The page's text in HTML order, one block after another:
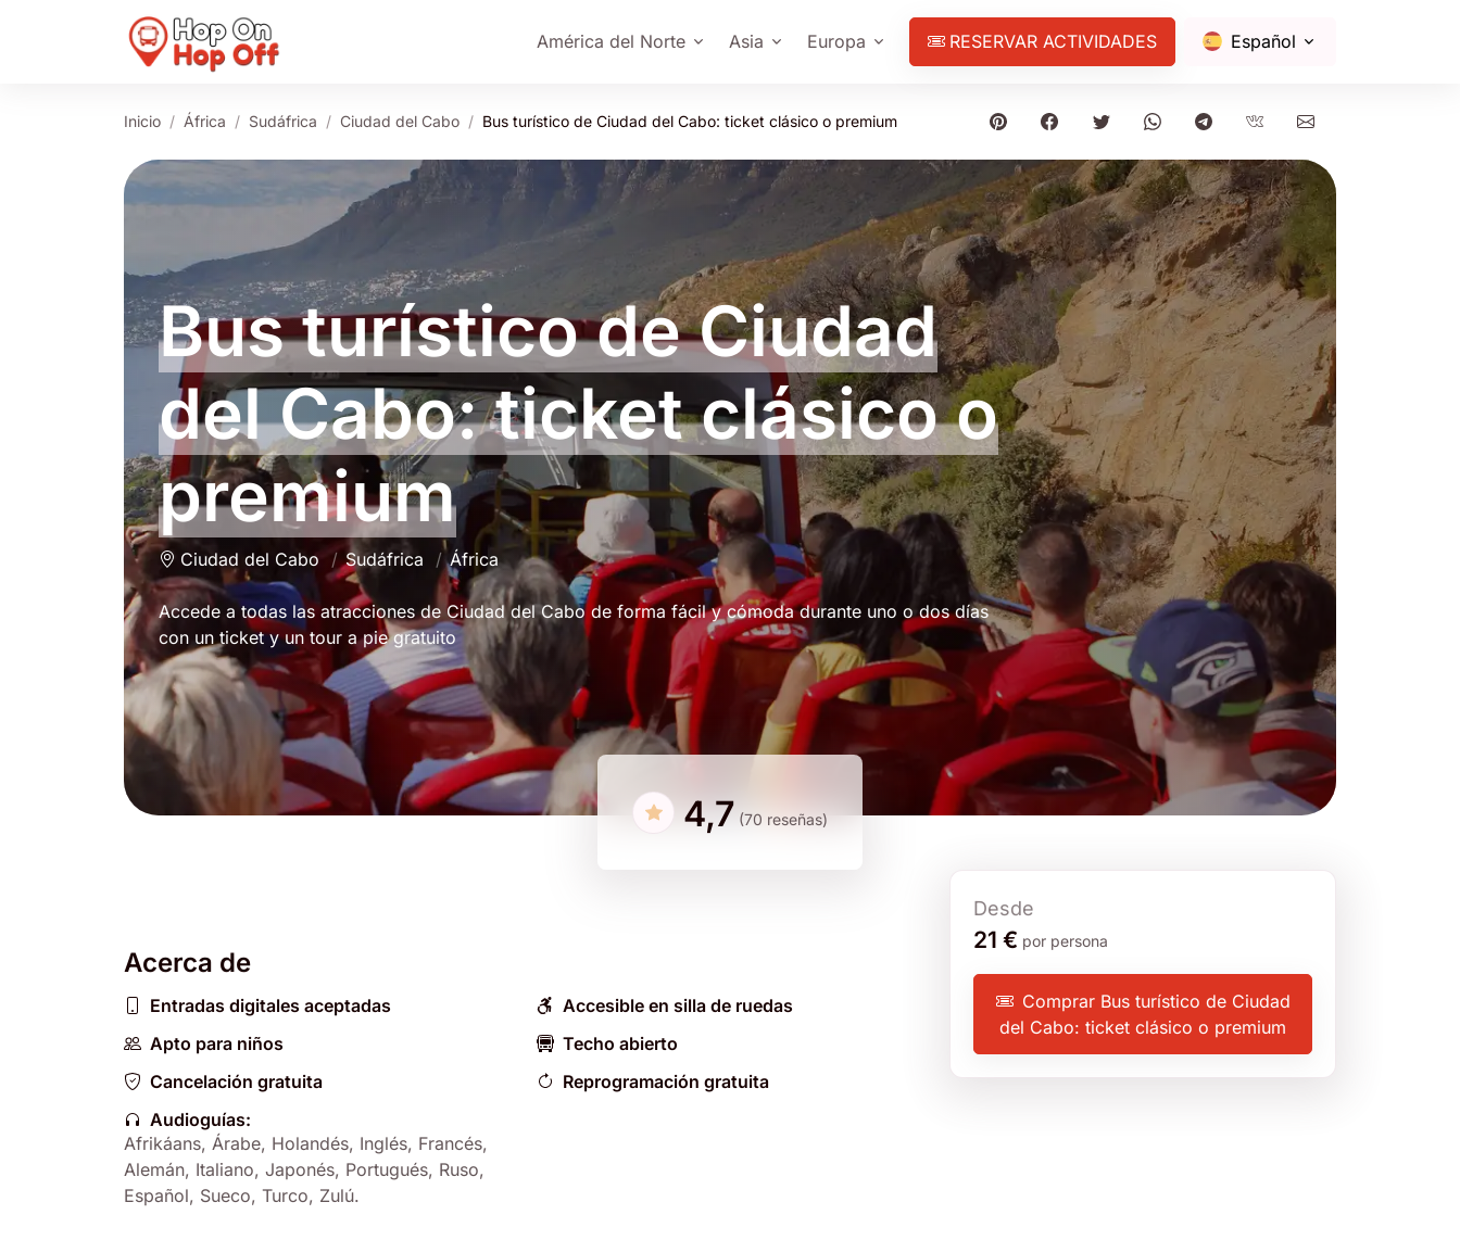
América del Norte Asia Europa RESERVAR ACTIVIDADES Español
Inicio África Sudáfrica Ciudad del Cabo Bus turístico de Ciudad del Cabo: ticket clásico o premium
Bus turístico de Ciudad
del Cabo: ticket clásico o
premium
Ciudad del Cabo Sudáfrica África
Accede a todas las atracciones de Ciudad del Cabo de forma fácil y cómoda durante uno o dos días
con un ticket y un tour a pie gratuito
4,7 (70 reseñas)
Acerca de
Entradas digitales aceptadas
Accesible en silla de ruedas
Apto para niños
Techo abierto
Cancelación gratuita
Reprogramación gratuita
Audioguías:
Afrikáans, Árabe, Holandés, Inglés, Francés,
Alemán, Italiano, Japonés, Portugués, Ruso,
Español, Sueco, Turco, Zulú.
Desde
21 € por persona
Comprar Bus turístico de Ciudad
del Cabo: ticket clásico o premium